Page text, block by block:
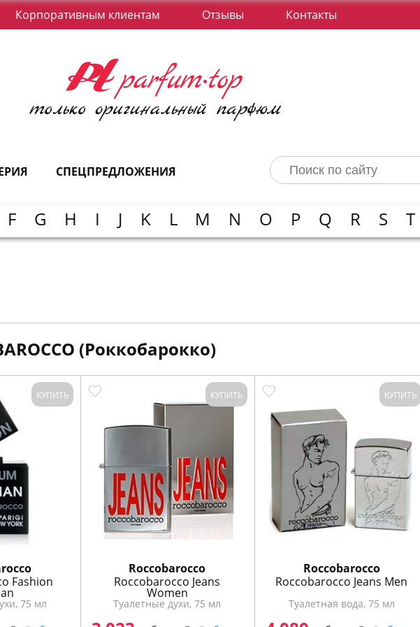
Корпоративным клиентам Отзывы Контакты
СПЕЦПРЕДЛОЖЕНИЯ
F G H I J K L M N O P Q R S T
(Роккобарокко)
КУПИТЬ
Fashion
75 мл
КУПИТЬ
Roccobarocco
Roccobarocco Jeans
Women
Туалетные духи, 75 мл
КУПИТЬ
Roccobarocco
Roccobarocco Jeans Men
Туалетная вода, 75 мл